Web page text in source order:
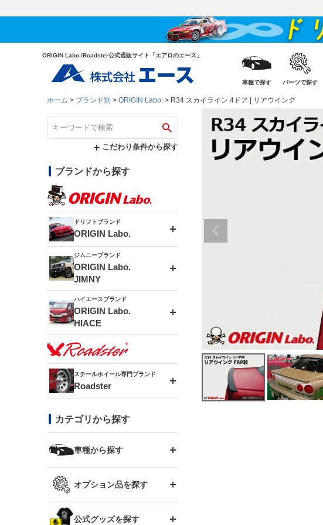
ORIGIN Labo./Roadster公式通販サイト「エアロのエース」
車種で探す パーツで探す
ホーム ブランド別 ORIGIN Labo. R34 スカイライン 4ドア | リアウイング
こだわり条件から探す
ブランドから探す
ドリフトブランド
ORIGIN Labo.
エアロシリーズ
ドリフトライン
風神(180SX)
雷神(S15)
龍神(チェイサー)
レーシングライン
アタックライン
ストリームライン
フロントフェンダー
リアフェンダー
ブラッシュフェンダー
コンバットアイ
GTウイング
リアウイング
ルーフウイング
ジムニーブランド
ORIGIN Labo.
JIMNY
アルミホイール
MUD-ZEUS
アルミホイール
MUD-SR7
MUD-S7
ボンネット
フェンダー
サイドパーツ
ハイエースブランド
ORIGIN Labo.
HIACE
エアロシリーズ
LUX MODEL SP
LUX MODEL
RUGGER MODEL
GROUND MODEL
オーバーフェンダー
リアウイング
スムージングバンパー
ワイパーガード
スチールホイール専門ブランド
Roadster
DAYTONA-RS
DAYTONA-RS NEO
まつど家 鉄漢
カテゴリから探す
車種から探す
トヨタ
スズキ
オプション品を探す
GTウイング用ラダー
公式グッズを探す